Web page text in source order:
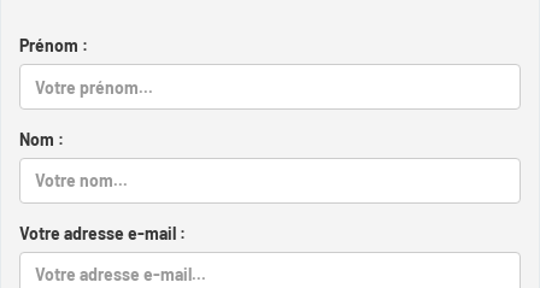
Prénom :
Nom :
Votre adresse e-mail :